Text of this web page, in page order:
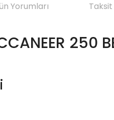
Yorumları
250